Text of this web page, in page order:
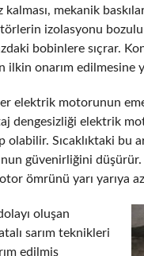
kalması, mekanik
izolasyonu
bobinlere sıçrar.
ilkin onarım edilmesine
elektrik motorunun
dengesizliği elektrik
olabilir. Sıcaklıktaki bu
güvenirliğini düşürür.
ömrünü yarı yarıya
oluşan
sarım teknikleri
edilmiş